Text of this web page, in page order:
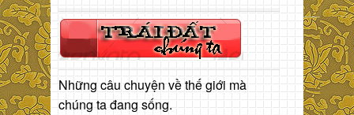
Những câu chuyện về thế giới mà
chúng ta đang sống.